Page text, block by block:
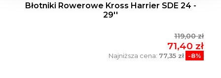
Błotniki Rowerowe Kross Harrier SDE 24 -
29''
119,00 zł
71,40 zł
Najniższa cena: 77,35 zł -8%